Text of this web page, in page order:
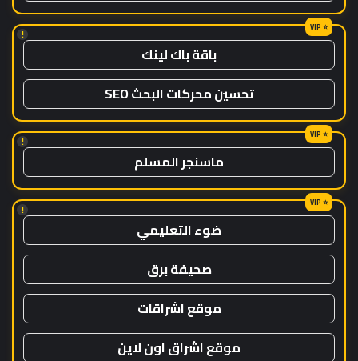
!
باقة باك لينك
تحسين محركات البحث SEO
!
ماسنجر المسلم
!
ضوء التعليمي
صحيفة برق
موقع اشراقات
موقع اشراق اون لاين